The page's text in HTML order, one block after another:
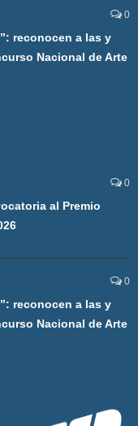
0
reconocen a las y
Nacional de Arte
0
al Premio
0
reconocen a las y
Nacional de Arte